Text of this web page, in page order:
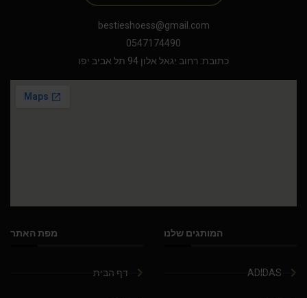
bestieshoess@gmail.com
0547174490
כתובת: רחוב יגאל אלון 94 תל אביב יפו
המותגים שלנו
ADIDAS
מפת האתר
דף הבית